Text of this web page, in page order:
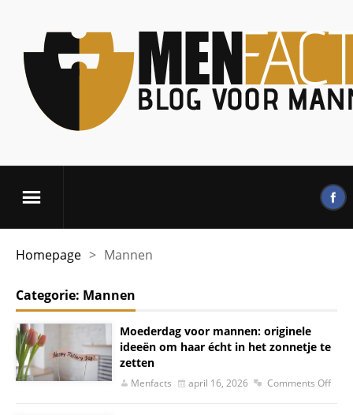
Homepage > Mannen
Categorie: Mannen
Moederdag voor mannen: originele
ideeën om haar écht in het zonnetje te
zetten
Menfacts april 16, 2026 Comments Off